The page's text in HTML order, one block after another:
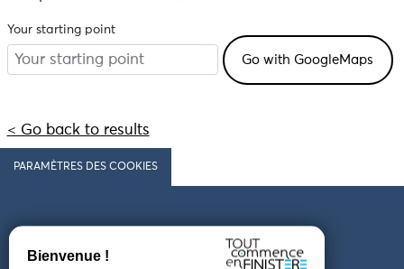
Your starting point
< Go back to results
PARAMÈTRES DES COOKIES
Follow us